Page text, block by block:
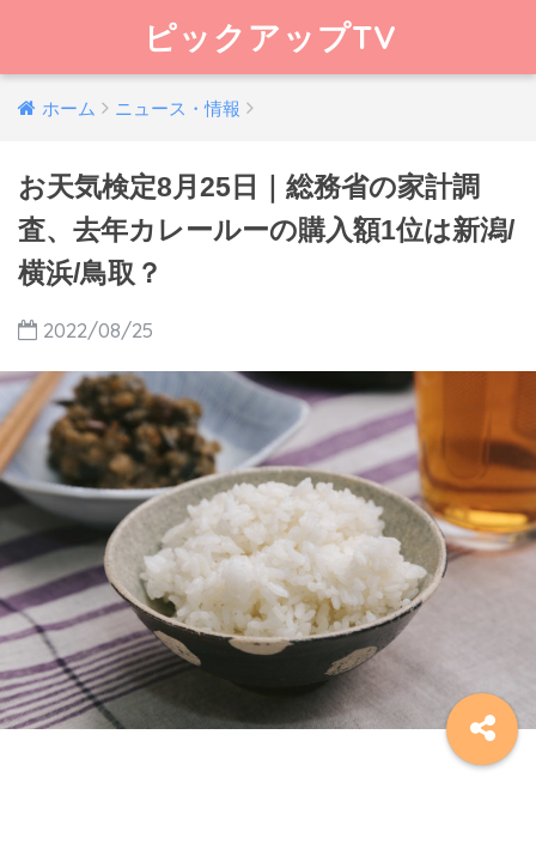
ピックアップTV
ホーム ニュース・情報
お天気検定8月25日｜総務省の家計調
査、去年カレールーの購入額1位は新潟/
横浜/鳥取？
2022/08/25